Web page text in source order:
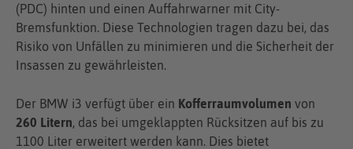
(PDC) hinten und einen Auffahrwarner mit City-
Bremsfunktion. Diese Technologien tragen dazu bei, das
Risiko von Unfällen zu minimieren und die Sicherheit der
Insassen zu gewährleisten.
Der BMW i3 verfügt über ein Kofferraumvolumen von
260 Litern, das bei umgeklappten Rücksitzen auf bis zu
1100 Liter erweitert werden kann. Dies bietet